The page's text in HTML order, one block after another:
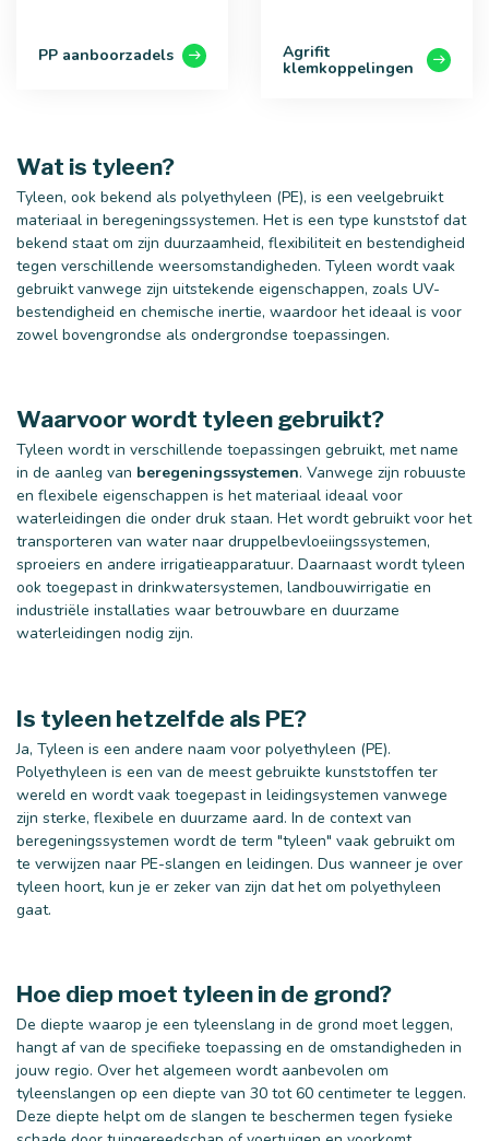
PP aanboorzadels Agrifit
klemkoppelingen
Wat is tyleen?
Tyleen, ook bekend als polyethyleen (PE), is een veelgebruikt
materiaal in beregeningssystemen. Het is een type kunststof dat
bekend staat om zijn duurzaamheid, flexibiliteit en bestendigheid
tegen verschillende weersomstandigheden. Tyleen wordt vaak
gebruikt vanwege zijn uitstekende eigenschappen, zoals UV-
bestendigheid en chemische inertie, waardoor het ideaal is voor
zowel bovengrondse als ondergrondse toepassingen.
Waarvoor wordt tyleen gebruikt?
Tyleen wordt in verschillende toepassingen gebruikt, met name
in de aanleg van beregeningssystemen. Vanwege zijn robuuste
en flexibele eigenschappen is het materiaal ideaal voor
waterleidingen die onder druk staan. Het wordt gebruikt voor het
transporteren van water naar druppelbevloeiingssystemen,
sproeiers en andere irrigatieapparatuur. Daarnaast wordt tyleen
ook toegepast in drinkwatersystemen, landbouwirrigatie en
industriële installaties waar betrouwbare en duurzame
waterleidingen nodig zijn.
Is tyleen hetzelfde als PE?
Ja, Tyleen is een andere naam voor polyethyleen (PE).
Polyethyleen is een van de meest gebruikte kunststoffen ter
wereld en wordt vaak toegepast in leidingsystemen vanwege
zijn sterke, flexibele en duurzame aard. In de context van
beregeningssystemen wordt de term "tyleen" vaak gebruikt om
te verwijzen naar PE-slangen en leidingen. Dus wanneer je over
tyleen hoort, kun je er zeker van zijn dat het om polyethyleen
gaat.
Hoe diep moet tyleen in de grond?
De diepte waarop je een tyleenslang in de grond moet leggen,
hangt af van de specifieke toepassing en de omstandigheden in
jouw regio. Over het algemeen wordt aanbevolen om
tyleenslangen op een diepte van 30 tot 60 centimeter te leggen.
Deze diepte helpt om de slangen te beschermen tegen fysieke